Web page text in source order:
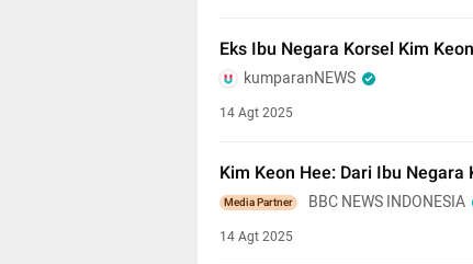
Eks Ibu Negara Korsel Kim
kumparanNEWS
14 Agt 2025
Kim Keon Hee: Dari Ibu
Media Partner BBC NEWS INDONESIA
14 Agt 2025